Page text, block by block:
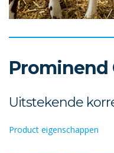
Prominend
Uitstekende
Product eigenschappen